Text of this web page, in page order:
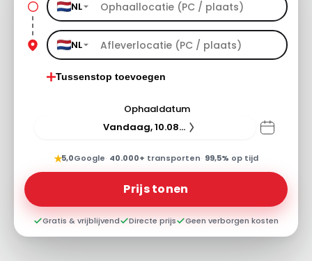
NL
NL
Tussenstop toevoegen
Ophaaldatum
Vandaag, 10.08.26
★5,0Google· 40.000+ transporten· 99,5% op tijd
Prijs tonen
Gratis & vrijblijvend Directe prijs Geen verborgen kosten